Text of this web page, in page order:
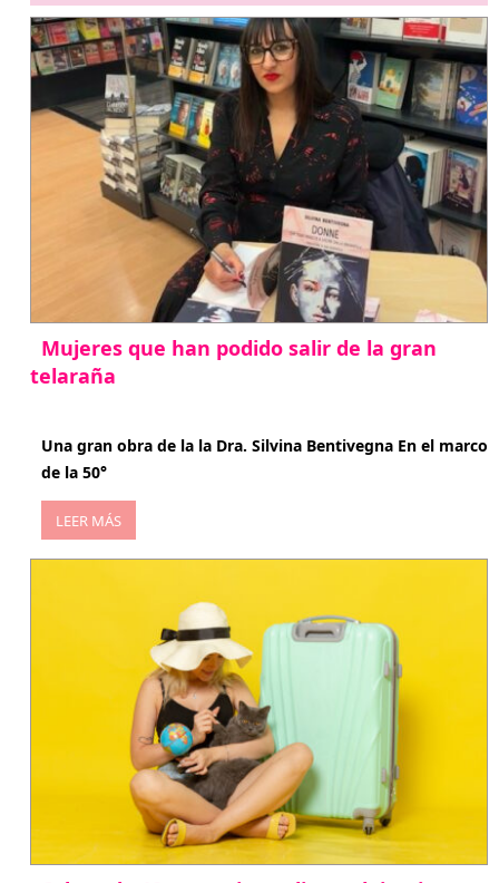
Mujeres que han podido salir de la gran
telaraña
Una gran obra de la la Dra. Silvina Bentivegna En el marco
de la 50°
LEER MÁS